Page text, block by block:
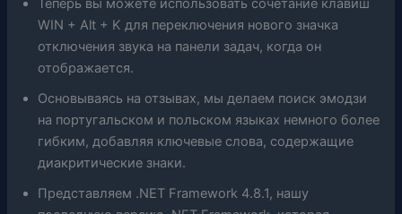
Теперь вы можете использовать сочетание клавиш
WIN + Alt + K для переключения нового значка
отключения звука на панели задач, когда он
отображается.
Основываясь на отзывах, мы делаем поиск эмодзи
на португальском и польском языках немного более
гибким, добавляя ключевые слова, содержащие
диакритические знаки.
Представляем .NET Framework 4.8.1, нашу